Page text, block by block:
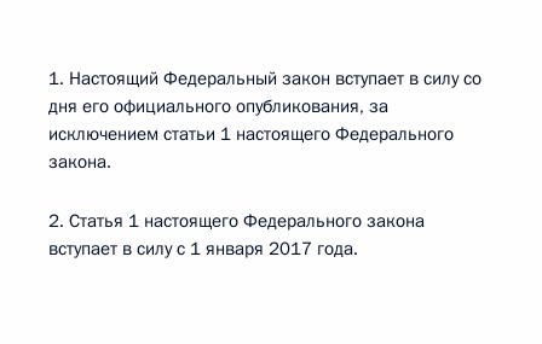
1. Настоящий Федеральный закон вступает в силу со
дня его официального опубликования, за
исключением статьи 1 настоящего Федерального
закона.
2. Статья 1 настоящего Федерального закона
вступает в силу с 1 января 2017 года.